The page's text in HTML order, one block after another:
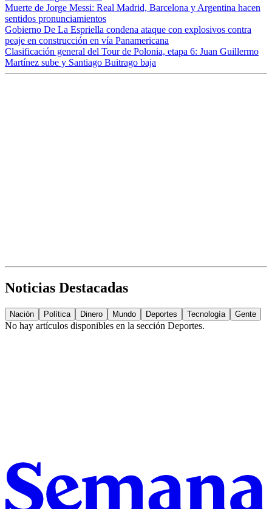
Muerte de Jorge Messi: Real Madrid, Barcelona y Argentina hacen
sentidos pronunciamientos
Gobierno De La Espriella condena ataque con explosivos contra
peaje en construcción en vía Panamericana
Clasificación general del Tour de Polonia, etapa 6: Juan Guillermo
Martínez sube y Santiago Buitrago baja
Noticias Destacadas
Nación Política Dinero Mundo Deportes Tecnología Gente
No hay artículos disponibles en la sección Deportes.